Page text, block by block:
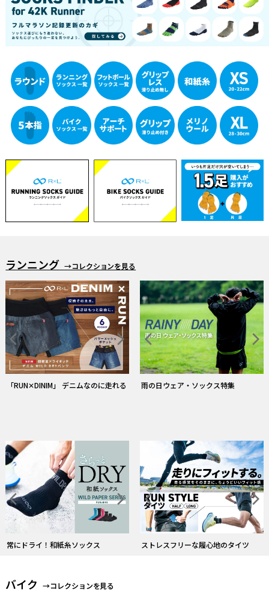
ランニング →コレクションを見る
「RUN✕DINIM」 デニムなのに走れる 雨の日ウェア・ソックス特集
常にドライ！和紙糸ソックス ストレスフリーな履心地のタイツ
バイク →コレクションを見る